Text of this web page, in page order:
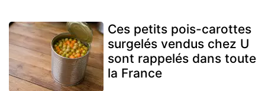
Ces petits pois-carottes
surgelés vendus chez U
sont rappelés dans toute
la France